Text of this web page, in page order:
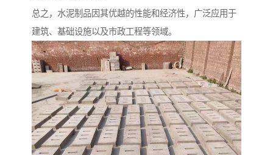
总之，水泥制品因其优越的性能和经济性，广泛应用于
建筑、基础设施以及市政工程等领域。